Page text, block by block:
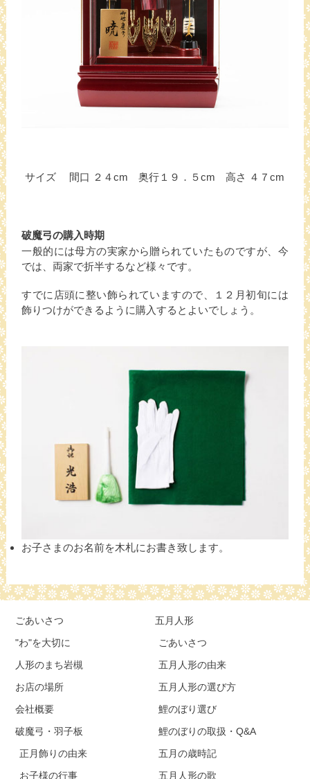
サイズ 間口 ２４cm 奥行１９．５cm 高さ ４７cm
破魔弓の購入時期
一般的には母方の実家から贈られていたものですが、今
では、両家で折半するなど様々です。
すでに店頭に整い飾られていますので、１２月初旬には
飾りつけができるように購入するとよいでしょう。
お子さまのお名前を木札にお書き致します。
ごあいさつ
"わ"を大切に
人形のまち岩槻
お店の場所
会社概要
破魔弓・羽子板
正月飾りの由来
お子様の行事
五月人形
ごあいさつ
五月人形の由来
五月人形の選び方
鯉のぼり選び
鯉のぼりの取扱・Q&A
五月の歳時記
五月人形の歌